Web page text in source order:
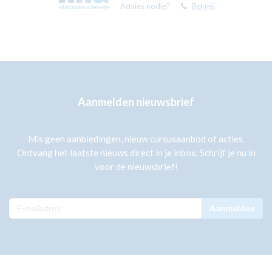
Advies nodig? Bel mij
Aanmelden nieuwsbrief
Mis geen aanbiedingen, nieuw cursusaanbod of acties.
Ontvang het laatste nieuws direct in je inbox. Schrijf je nu in
voor de nieuwsbrief!
Aanmelden